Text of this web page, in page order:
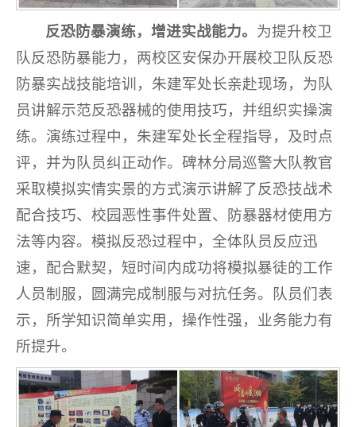
反恐防暴演练，增进实战能力。 为提升校卫
队反恐防暴能力，两校区安保办开展校卫队反恐
防暴实战技能培训，朱建军处长亲赴现场，为队
员讲解示范反恐器械的使用技巧，并组织实操演
练。演练过程中，朱建军处长全程指导，及时点
评，并为队员纠正动作。碑林分局巡警大队教官
采取模拟实情实景的方式演示讲解了反恐技战术
配合技巧、校园恶性事件处置、防暴器材使用方
法等内容。模拟反恐过程中，全体队员反应迅
速，配合默契，短时间内成功将模拟暴徒的工作
人员制服，圆满完成制服与对抗任务。队员们表
示，所学知识简单实用，操作性强，业务能力有
所提升。